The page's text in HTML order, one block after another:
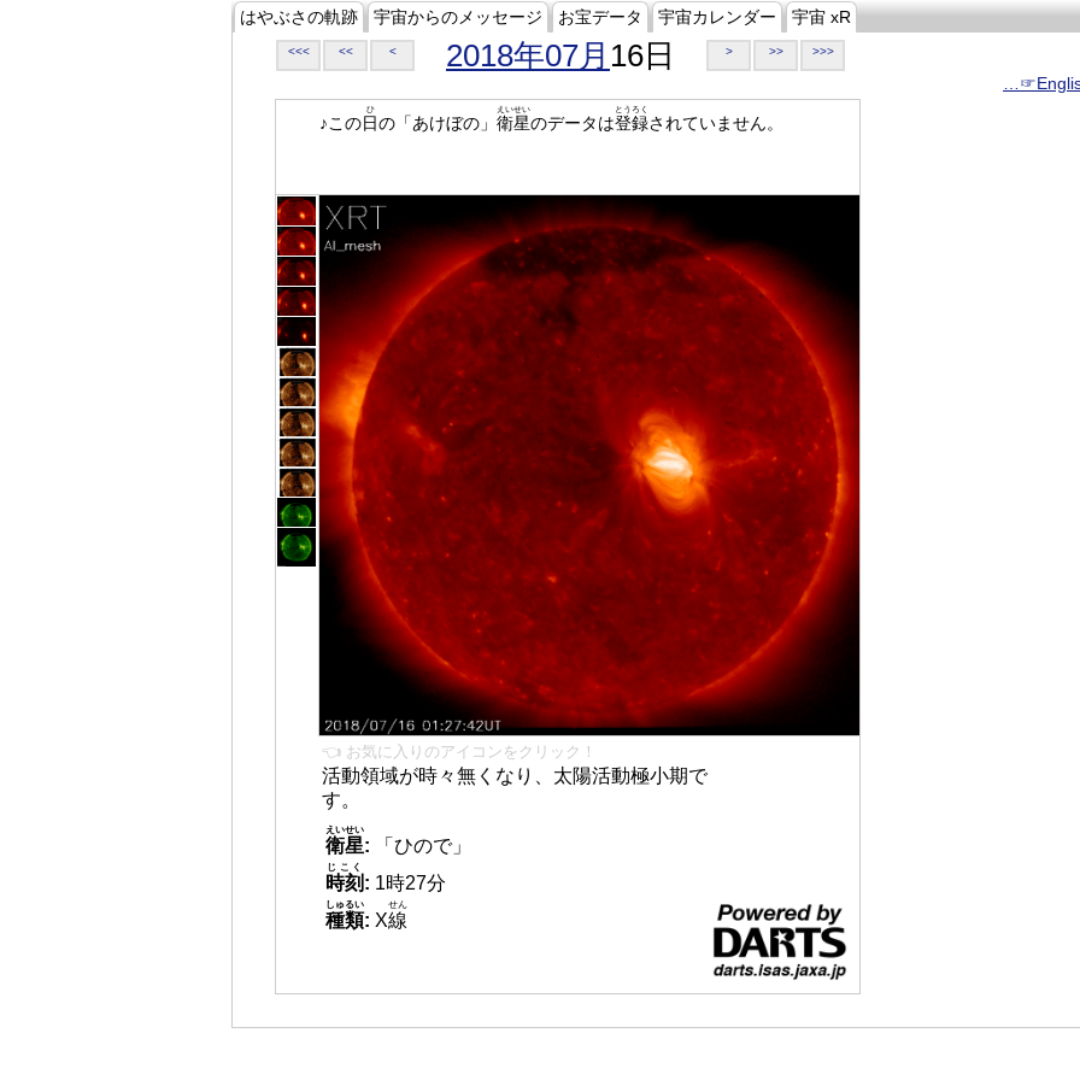
はやぶさの軌跡 宇宙からのメッセージ お宝データ 宇宙カレンダー 宇宙 xR
<<< << < 2018年07月 16日 > >> >>>
♪この日
ひ
の「あけぼの」 衛星
えいせい
のデータは登録
とうろく
されていません。
👈 お気に入りのアイコンをクリック！
活動領域が時々無くなり、太陽活動極小期で
す。
衛星
えいせい
:
「ひので」
時刻
じこく
: 1時27分
種類
しゅるい
: X線
せん